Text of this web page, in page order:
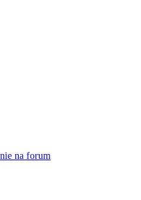
na forum